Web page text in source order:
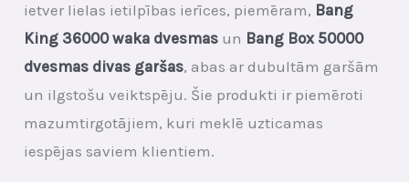
ietver lielas ietilpības ierīces, piemēram, Bang
King 36000 waka dvesmas un Bang Box 50000
dvesmas divas garšas, abas ar dubultām garšām
un ilgstošu veiktspēju. Šie produkti ir piemēroti
mazumtirgotājiem, kuri meklē uzticamas
iespējas saviem klientiem.